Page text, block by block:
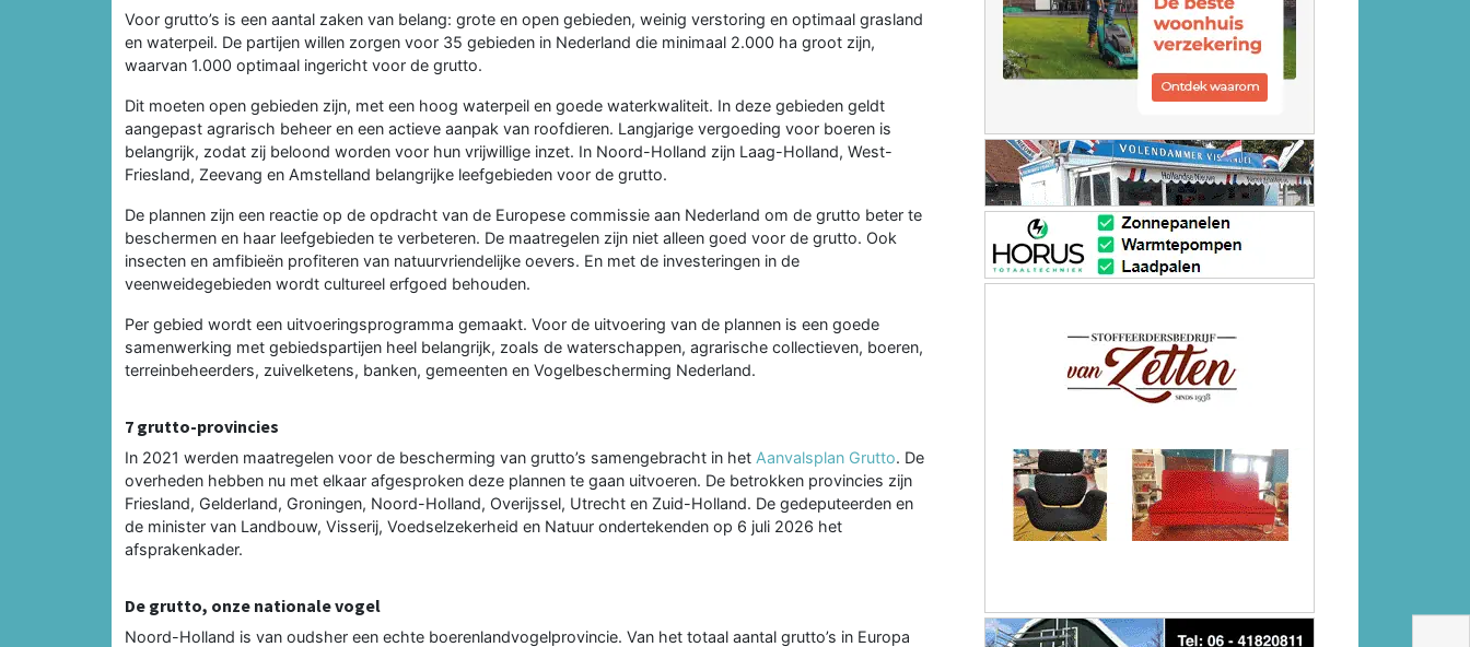
Voor grutto’s is een aantal zaken van belang: grote en open gebieden, weinig verstoring en optimaal grasland
en waterpeil. De partijen willen zorgen voor 35 gebieden in Nederland die minimaal 2.000 ha groot zijn,
waarvan 1.000 optimaal ingericht voor de grutto.
Dit moeten open gebieden zijn, met een hoog waterpeil en goede waterkwaliteit. In deze gebieden geldt
aangepast agrarisch beheer en een actieve aanpak van roofdieren. Langjarige vergoeding voor boeren is
belangrijk, zodat zij beloond worden voor hun vrijwillige inzet. In Noord-Holland zijn Laag-Holland, West-
Friesland, Zeevang en Amstelland belangrijke leefgebieden voor de grutto.
De plannen zijn een reactie op de opdracht van de Europese commissie aan Nederland om de grutto beter te
beschermen en haar leefgebieden te verbeteren. De maatregelen zijn niet alleen goed voor de grutto. Ook
insecten en amfibieën profiteren van natuurvriendelijke oevers. En met de investeringen in de
veenweidegebieden wordt cultureel erfgoed behouden.
Per gebied wordt een uitvoeringsprogramma gemaakt. Voor de uitvoering van de plannen is een goede
samenwerking met gebiedspartijen heel belangrijk, zoals de waterschappen, agrarische collectieven, boeren,
terreinbeheerders, zuivelketens, banken, gemeenten en Vogelbescherming Nederland.
7 grutto-provincies
In 2021 werden maatregelen voor de bescherming van grutto’s samengebracht in het Aanvalsplan Grutto. De
overheden hebben nu met elkaar afgesproken deze plannen te gaan uitvoeren. De betrokken provincies zijn
Friesland, Gelderland, Groningen, Noord-Holland, Overijssel, Utrecht en Zuid-Holland. De gedeputeerden en
de minister van Landbouw, Visserij, Voedselzekerheid en Natuur ondertekenden op 6 juli 2026 het
afsprakenkader.
De grutto, onze nationale vogel
Noord-Holland is van oudsher een echte boerenlandvogelprovincie. Van het totaal aantal grutto’s in Europa